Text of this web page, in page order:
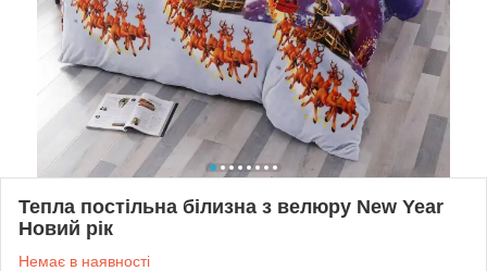
Тепла постільна білизна з велюру New Year
Новий рік
Немає в наявності